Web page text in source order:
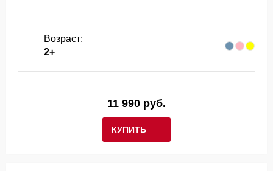
Возраст:
2+
КУПИТЬ
11 990 руб.